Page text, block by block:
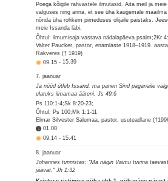
Poega kõigile rahvastele ilmutasid. Aita meil ja
valguses ning anna, et see üha kaugemale
nõnda üha rohkem pimeduses olijaile paistaks.
meie Issanda läbi.
Õhtul: ilmumisaja vastava nädalapäeva psalm;2Kr
Valter Paucker, pastor, enamlaste 1918–1919.
Rakveres († 1919)
09.15-15.39
7. jaanuar
Ja nüüd ütleb Issand, ma panen Sind paganaile
ulatuks ilmamaa ääreni. Js 49:6
Ps 110:1-4;Sk 8:20-23;
Õhtul: Ps 100;Mk 1:1-11
Elmar Silvester Salumaa, pastor, usuteadlane
01.08
09.14-15.41
8. jaanuar
Johannes tunnistas: "Ma nägin Vaimu tuvina
jäävat." Jh 1:32